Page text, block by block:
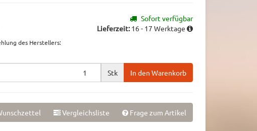
des Herstellers:
Sofort verfügbar
Lieferzeit:16 - 17 Werktage
Stk In den Warenkorb
Vergleichsliste Frage zum Artikel